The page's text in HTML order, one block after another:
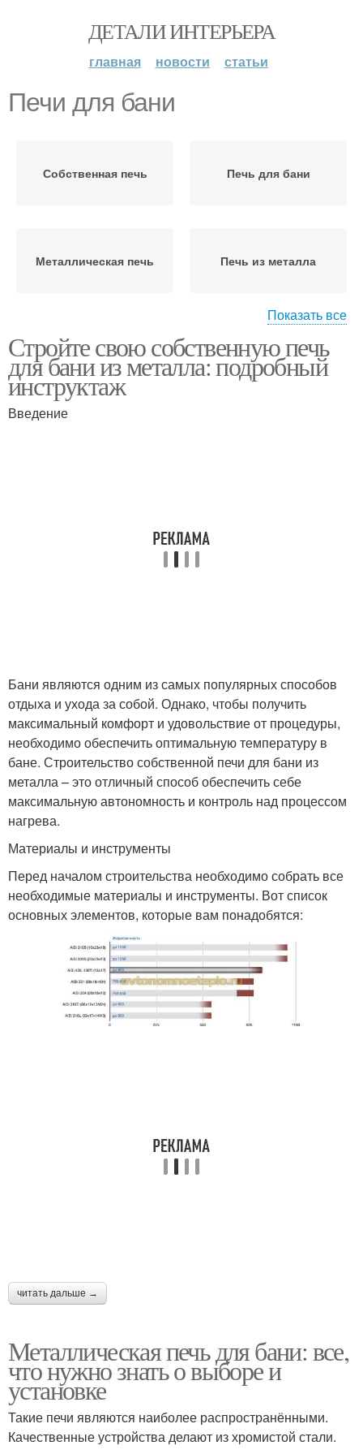
ДЕТАЛИ ИНТЕРЬЕРА
главная новости статьи
Печи для бани
Собственная печь Печь для бани
Металлическая печь Печь из металла
Самодельные печи Печи для русской бани
Печи из металла
Воздухообмещение в
металлической печи
Стальная печь Стальные печи
печи
Банная печь
Печь из железа Печи из железа
Печь в бане
Устройство для
металлической печи
Показать все
Стройте свою собственную печь
для бани из металла: подробный
инструктаж
Введение
Бани являются одним из самых популярных способов
отдыха и ухода за собой. Однако, чтобы получить
максимальный комфорт и удовольствие от процедуры,
необходимо обеспечить оптимальную температуру в
бане. Строительство собственной печи для бани из
металла – это отличный способ обеспечить себе
максимальную автономность и контроль над процессом
нагрева.
Материалы и инструменты
Перед началом строительства необходимо собрать все
необходимые материалы и инструменты. Вот список
основных элементов, которые вам понадобятся:
читать дальше →
Металлическая печь для бани: все,
что нужно знать о выборе и
установке
Такие печи являются наиболее распространёнными.
Качественные устройства делают из хромистой стали.